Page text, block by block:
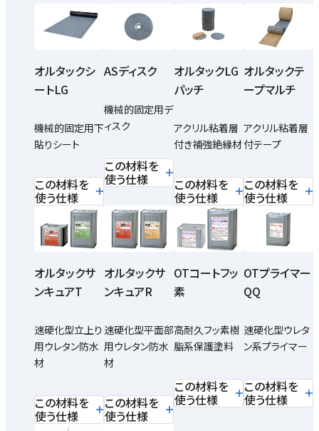
オルタックシ
ートLG
機械的固定用下
貼りシート
この材料を
使う仕様
ASディスク
機械的固定用デ
ィスク
この材料を
使う仕様
オルタックLG
パッチ
アクリル粘着層
付き補強絶縁材
この材料を
使う仕様
オルタックテ
ープマルチ
アクリル粘着層
付テープ
この材料を
使う仕様
オルタックサ
ンキュアT
速硬化型立上り
用ウレタン防水
材
この材料を
使う仕様
オルタックサ
ンキュアR
速硬化型平面部
用ウレタン防水
材
この材料を
使う仕様
OTコートフッ
素
高耐久フッ素樹
脂系保護塗料
この材料を
使う仕様
OTプライマー
QQ
速硬化型ウレタ
ン系プライマー
この材料を
使う仕様